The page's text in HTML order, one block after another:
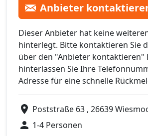
Anbieter
Dieser Anbieter hat keine
hinterlegt. Bitte kontaktieren Sie
über den "Anbieter kontaktieren"
hinterlassen Sie Ihre
Adresse für eine schnelle
Poststraße 63 , 26639
1-4 Personen